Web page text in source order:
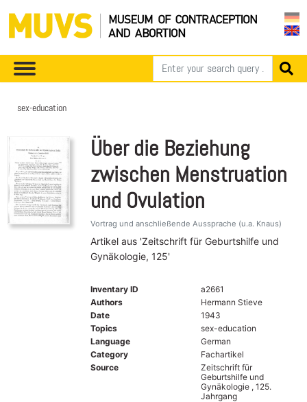
sex-education
Über die Beziehung
zwischen Menstruation
und Ovulation
Vortrag und anschließende Aussprache (u.a. Knaus)
Artikel aus 'Zeitschrift für Geburtshilfe und
Gynäkologie, 125'
Inventary ID
a2661
Authors
Hermann Stieve
Date
1943
Topics
sex-education
Language
German
Category
Fachartikel
Source
Zeitschrift für
Geburtshilfe und
Gynäkologie , 125.
Jahrgang